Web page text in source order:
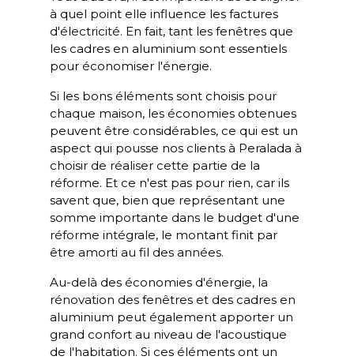
à quel point elle influence les factures
d'électricité. En fait, tant les fenêtres que
les cadres en aluminium sont essentiels
pour économiser l'énergie.
Si les bons éléments sont choisis pour
chaque maison, les économies obtenues
peuvent être considérables, ce qui est un
aspect qui pousse nos clients à Peralada à
choisir de réaliser cette partie de la
réforme. Et ce n'est pas pour rien, car ils
savent que, bien que représentant une
somme importante dans le budget d'une
réforme intégrale, le montant finit par
être amorti au fil des années.
Au-delà des économies d'énergie, la
rénovation des fenêtres et des cadres en
aluminium peut également apporter un
grand confort au niveau de l'acoustique
de l'habitation. Si ces éléments ont un